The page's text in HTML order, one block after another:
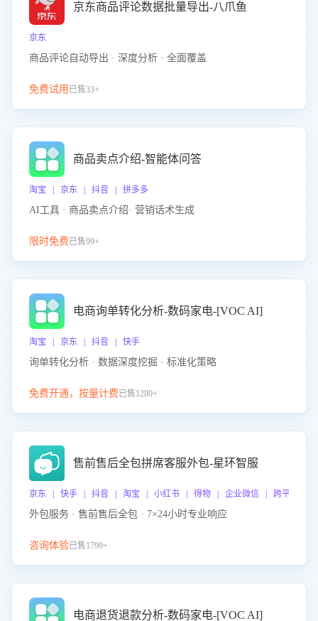
京东商品评论数据批量导出-八爪鱼
京东
商品评论自动导出 · 深度分析 · 全面覆盖
免费试用 已售33+
商品卖点介绍-智能体问答
淘宝 | 京东 | 抖音 | 拼多多
AI工具 · 商品卖点介绍· 营销话术生成
限时免费已售99+
电商询单转化分析-数码家电-[VOC AI]
淘宝 | 京东 | 抖音 | 快手
询单转化分析 · 数据深度挖掘 · 标准化策略
免费开通，按量计费已售1280+
售前售后全包拼席客服外包-星环智服
京东 | 快手 | 抖音 | 淘宝 | 小红书 | 得物 | 企业微信 | 跨平台
外包服务 · 售前售后全包 · 7×24小时专业响应
咨询体验已售1799+
电商退货退款分析-数码家电-[VOC AI]